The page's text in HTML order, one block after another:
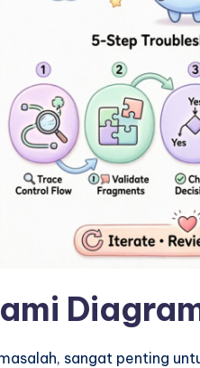
sangat penting